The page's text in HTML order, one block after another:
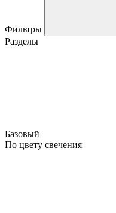
Фильтры
Разделы
Базовый
По цвету свечения